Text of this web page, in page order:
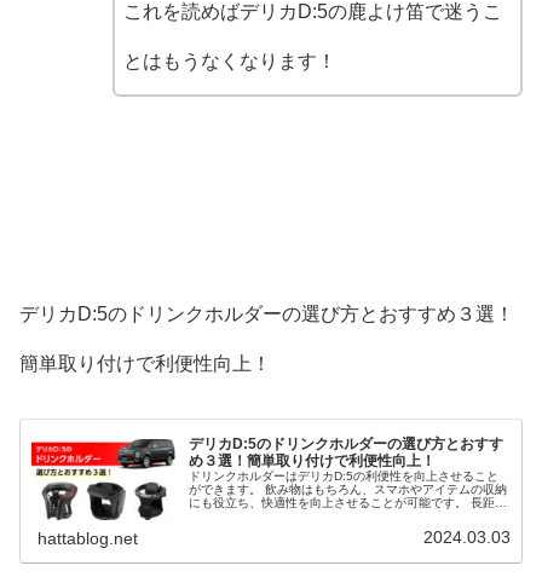
これを読めばデリカD:5の鹿よけ笛で迷うこ
とはもうなくなります！
デリカD:5のドリンクホルダーの選び方とおすすめ３選！
簡単取り付けで利便性向上！
デリカD:5のドリンクホルダーの選び方とおすす
め３選！簡単取り付けで利便性向上！
ドリンクホルダーはデリカD:5の利便性を向上させること
ができます。 飲み物はもちろん、スマホやアイテムの収納
にも役立ち、快適性を向上させることが可能です。 長距離
D:5のドリンクホルダーの選び方とおすすめ３選を解説し
hattablog.net 2024.03.03